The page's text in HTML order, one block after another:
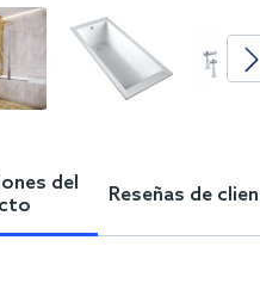
del
Reseñas de